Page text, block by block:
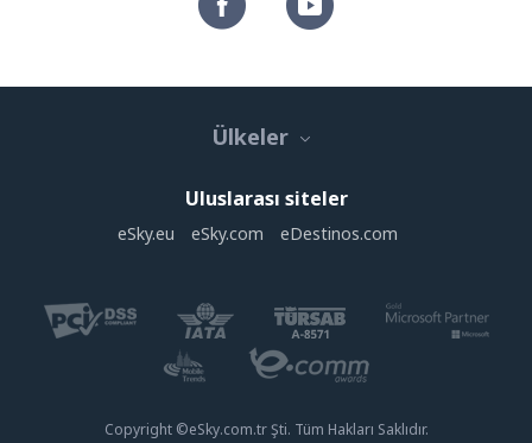
Ülkeler
Uluslarası siteler
eSky.eu eSky.com eDestinos.com
Copyright ©eSky.com.tr Şti. Tüm Hakları Saklıdır.